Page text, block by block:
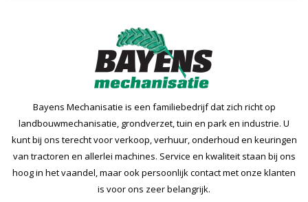
Bayens Mechanisatie is een familiebedrijf dat zich richt op
landbouwmechanisatie, grondverzet, tuin en park en industrie. U
kunt bij ons terecht voor verkoop, verhuur, onderhoud en keuringen
van tractoren en allerlei machines. Service en kwaliteit staan bij ons
hoog in het vaandel, maar ook persoonlijk contact met onze klanten
is voor ons zeer belangrijk.